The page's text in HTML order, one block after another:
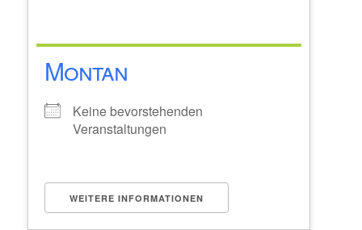
Montan
Keine bevorstehenden
Veranstaltungen
WEITERE INFORMATIONEN